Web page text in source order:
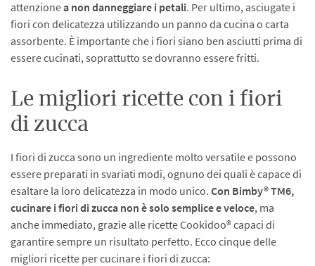
attenzionea non danneggiare i petali. Per ultimo, asciugate i
fiori con delicatezza utilizzando un panno da cucina o carta
assorbente. È importante che i fiori siano ben asciutti prima di
essere cucinati, soprattutto se dovranno essere fritti.
Le migliori ricette con i fiori
di zucca
I fiori di zucca sono un ingrediente molto versatile e possono
essere preparati in svariati modi, ognuno dei quali è capace di
esaltare la loro delicatezza in modo unico. Con Bimby® TM6,
cucinare i fiori di zucca non è solo semplice e veloce, ma
anche immediato, grazie alle ricette Cookidoo® capaci di
garantire sempre un risultato perfetto. Ecco cinque delle
migliori ricette per cucinare i fiori di zucca: